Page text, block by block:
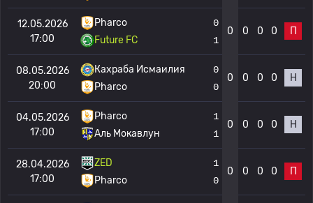
12.05.2026
17:00
Pharco
Future FC
0
1
0 0 0 0 П
08.05.2026
20:00
Кахраба Исмаилия
Pharco
0
0
0 0 0 0 Н
04.05.2026
17:00
Pharco
Аль Мокавлун
1
1
0 0 0 0 Н
28.04.2026
17:00
ZED
Pharco
1
0
0 0 0 0 П